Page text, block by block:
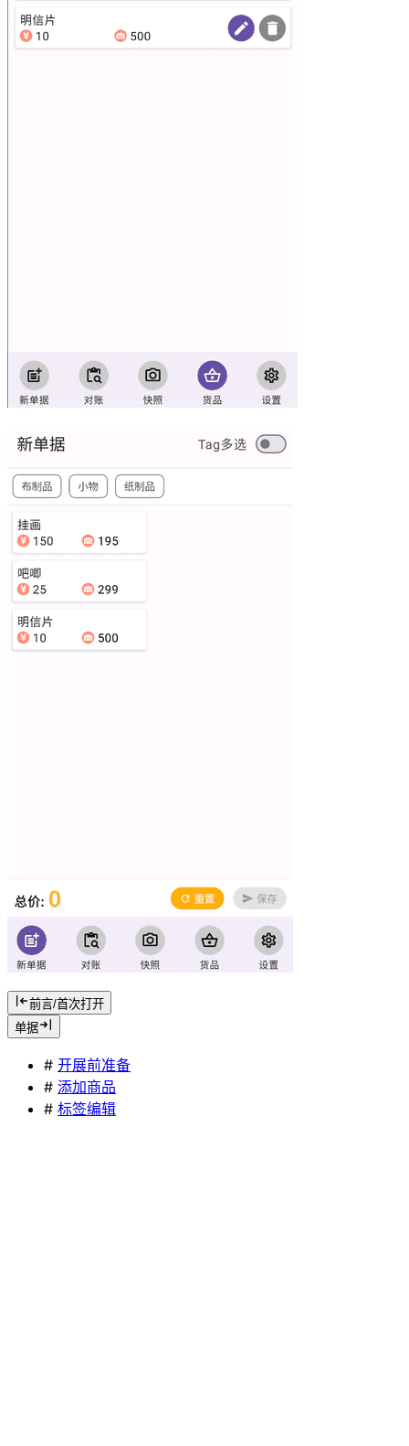
前言/首次打开
单据
# 开展前准备
# 添加商品
# 标签编辑